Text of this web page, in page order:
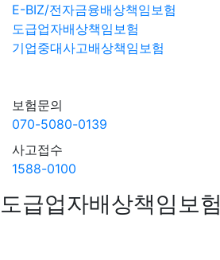
E-BIZ/전자금융배상책임보험
도급업자배상책임보험
기업중대사고배상책임보험
보험문의
070-5080-0139
사고접수
1588-0100
도급업자배상책임보험